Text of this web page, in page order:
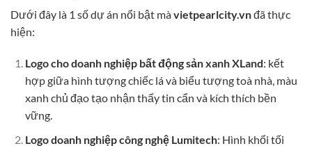
Dưới đây là 1 số dự án nổi bật màvietpearlcity.vnđã thực
hiện:
Logo cho doanh nghiệp bất động sản xanh XLand: kết
hợp giữa hình tượng chiếc lá và biểu tượng toà nhà, màu
xanh chủ đạo tạo nhận thấy tin cẩn và kích thích bền
vững.
Logo doanh nghiệp công nghệ Lumitech: Hình khối tối